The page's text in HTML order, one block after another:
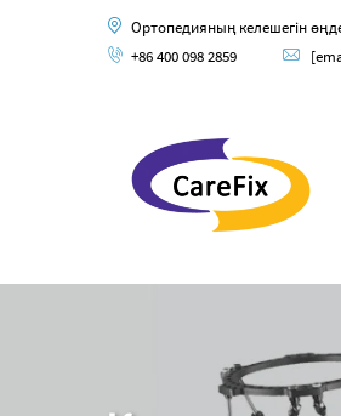
Ортопедияның келешегін
+86 400 098 2859